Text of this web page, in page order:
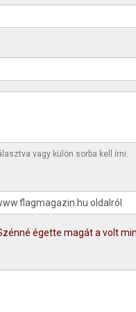
vagy külön sorba kell írni.
égette magát a volt